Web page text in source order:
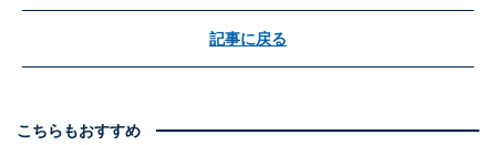
記事に戻る
こちらもおすすめ